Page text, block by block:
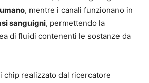
, mentre i canali funzionano in
sanguigni, permettendo la
di fluidi contenenti le sostanze da
chip realizzato dal ricercatore